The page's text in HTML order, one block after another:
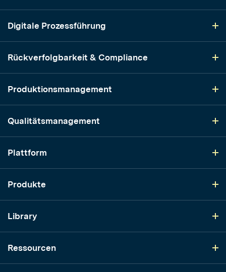
Digitale Prozessführung
Rückverfolgbarkeit & Compliance
Produktionsmanagement
Qualitätsmanagement
Plattform
Produkte
Library
Ressourcen